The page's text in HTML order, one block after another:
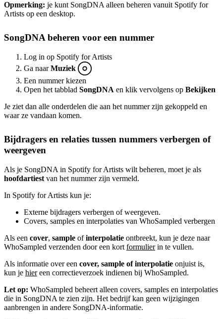
Opmerking: je kunt SongDNA alleen beheren vanuit Spotify for
Artists op een desktop.
SongDNA beheren voor een nummer
Log in op Spotify for Artists
Ga naarMuziek
Een nummer kiezen
Open het tabblad SongDNA en klik vervolgens op Bekijken
Je ziet dan alle onderdelen die aan het nummer zijn gekoppeld en
waar ze vandaan komen.
Bijdragers en relaties tussen nummers verbergen of
weergeven
Als je SongDNA in Spotify for Artists wilt beheren, moet je als
hoofdartiest van het nummer zijn vermeld.
In Spotify for Artists kun je:
Externe bijdragers verbergen of weergeven.
Covers, samples en interpolaties van WhoSampled verbergen
Als een cover, sample ofinterpolatie ontbreekt, kun je deze naar
WhoSampled verzenden door een kort formulierin te vullen.
Als informatie over een cover, sample of interpolatie onjuist is,
kun je hiereen correctieverzoek indienen bij WhoSampled.
Let op: WhoSampled beheert alleen covers, samples en interpolaties
die in SongDNA te zien zijn. Het bedrijf kan geen wijzigingen
aanbrengen in andere SongDNA-informatie.